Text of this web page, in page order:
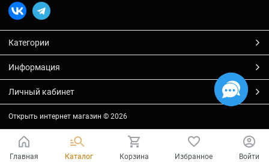
Категории
Информация
Личный кабинет
Открыть интернет магазин © 2026
Главная Каталог Корзина Избранное Войти